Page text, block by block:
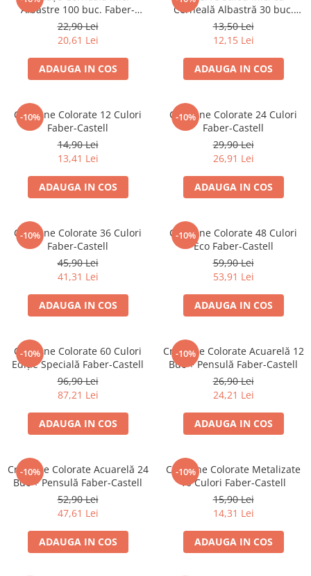
Suporturi și organizatoare de birou
Caiete și Blocuri
Blocnotesuri
Blocuri de desen
Caiete Biologie
Caiete cu Spirală
Caiete Dictando
Caiete Geografie
Caiete Matematica
Caiete Muzică
Caiete Studențești
Caiete Tip II
Caiete Velin
Vocabulare
Calculatoare
Instrumente de scris și desen
Carioci
Creioane cerate
Creioane colorate
Creioane mecanice
Linere
Markere
Pixuri
Rezerve stilouri
Măsurare și trasare
Albastre 100 buc. Faber-
Castell
22,90 Lei
20,61 Lei
ADAUGA IN COS
Cerneală Albastră 30 buc.
Faber-Castell
13,50 Lei
12,15 Lei
ADAUGA IN COS
-10%
Creioane Colorate 12 Culori
Faber-Castell
14,90 Lei
13,41 Lei
ADAUGA IN COS
-10%
Creioane Colorate 24 Culori
Faber-Castell
29,90 Lei
26,91 Lei
ADAUGA IN COS
-10%
Creioane Colorate 36 Culori
Faber-Castell
45,90 Lei
41,31 Lei
ADAUGA IN COS
-10%
Creioane Colorate 48 Culori
Eco Faber-Castell
59,90 Lei
53,91 Lei
ADAUGA IN COS
-10%
Creioane Colorate 60 Culori
Ediție Specială Faber-Castell
96,90 Lei
87,21 Lei
ADAUGA IN COS
-10%
Creioane Colorate Acuarelă 12
Buc + Pensulă Faber-Castell
26,90 Lei
24,21 Lei
ADAUGA IN COS
-10%
Creioane Colorate Acuarelă 24
Buc + Pensulă Faber-Castell
52,90 Lei
47,61 Lei
ADAUGA IN COS
-10%
Creioane Colorate Metalizate
10 Culori Faber-Castell
15,90 Lei
14,31 Lei
ADAUGA IN COS